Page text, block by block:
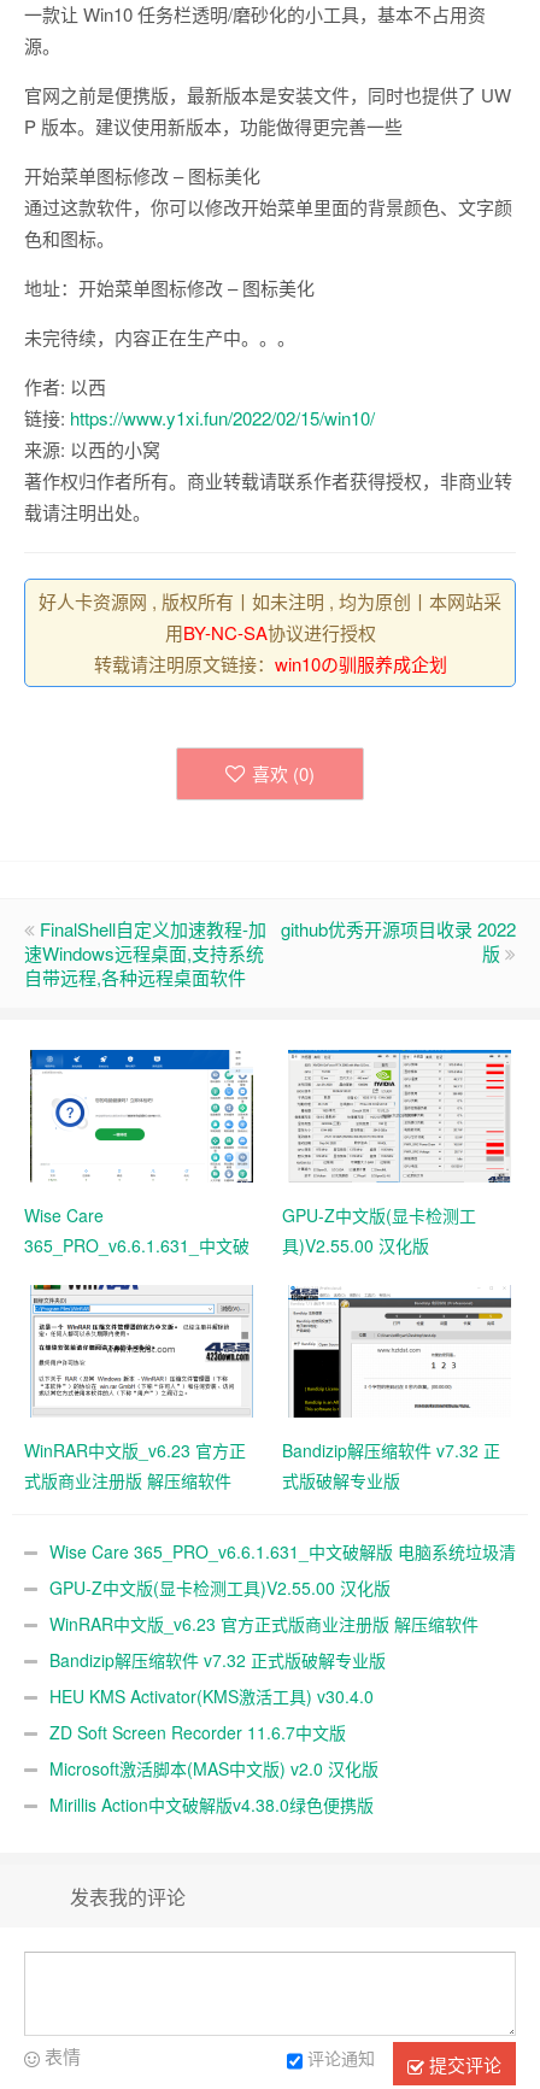
一款让 Win10 任务栏透明/磨砂化的小工具，基本不占用资
源。
官网之前是便携版，最新版本是安装文件，同时也提供了 UW
P 版本。建议使用新版本，功能做得更完善一些
开始菜单图标修改 – 图标美化
通过这款软件，你可以修改开始菜单里面的背景颜色、文字颜
色和图标。
地址：开始菜单图标修改 – 图标美化
未完待续，内容正在生产中。。。
作者: 以西
链接: https://www.y1xi.fun/2022/02/15/win10/
来源: 以西的小窝
著作权归作者所有。商业转载请联系作者获得授权，非商业转
载请注明出处。
好人卡资源网 , 版权所有丨如未注明 , 均为原创丨本网站采
用BY-NC-SA协议进行授权
转载请注明原文链接： win10の驯服养成企划
喜欢 (0)
FinalShell自定义加速教程-加
速Windows远程桌面,支持系统
自带远程,各种远程桌面软件
github优秀开源项目收录 2022
版
Wise Care
365_PRO_v6.6.1.631_中文破
GPU-Z中文版(显卡检测工
具)V2.55.00 汉化版
WinRAR中文版_v6.23 官方正
式版商业注册版 解压缩软件
Bandizip解压缩软件 v7.32 正
式版破解专业版
Wise Care 365_PRO_v6.6.1.631_中文破解版 电脑系统垃圾清
理软件GPU-Z中文版(显卡检测工具)V2.55.00 汉化版
WinRAR中文版_v6.23 官方正式版商业注册版 解压缩软件
Bandizip解压缩软件 v7.32 正式版破解专业版
HEU KMS Activator(KMS激活工具) v30.4.0
ZD Soft Screen Recorder 11.6.7中文版
Microsoft激活脚本(MAS中文版) v2.0 汉化版
Mirillis Action中文破解版v4.38.0绿色便携版
发表我的评论
提交评论
评论通知
表情